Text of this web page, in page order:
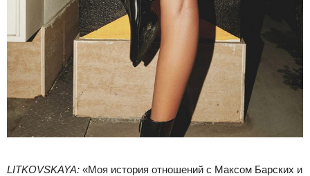
LITKOVSKAYA: «Моя история отношений с Максом Барских и